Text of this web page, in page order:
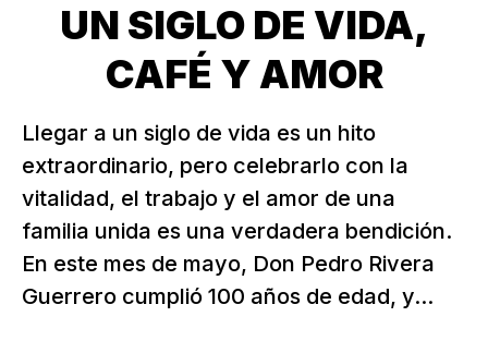
UN SIGLO DE VIDA,
CAFÉ Y AMOR
Llegar a un siglo de vida es un hito
extraordinario, pero celebrarlo con la
vitalidad, el trabajo y el amor de una
familia unida es una verdadera bendición.
En este mes de mayo, Don Pedro Rivera
Guerrero cumplió 100 años de edad, y...